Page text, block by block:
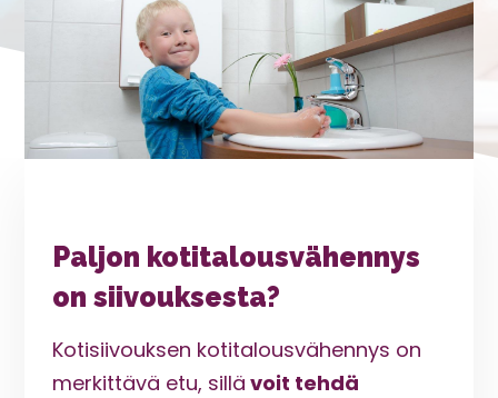
Paljon kotitalousvähennys
on siivouksesta?
Kotisiivouksen kotitalousvähennys on
merkittävä etu, sillä voit tehdä